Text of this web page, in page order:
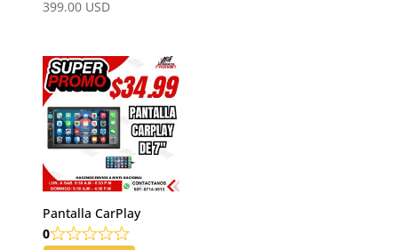
399.00USD
Pantalla CarPlay
0